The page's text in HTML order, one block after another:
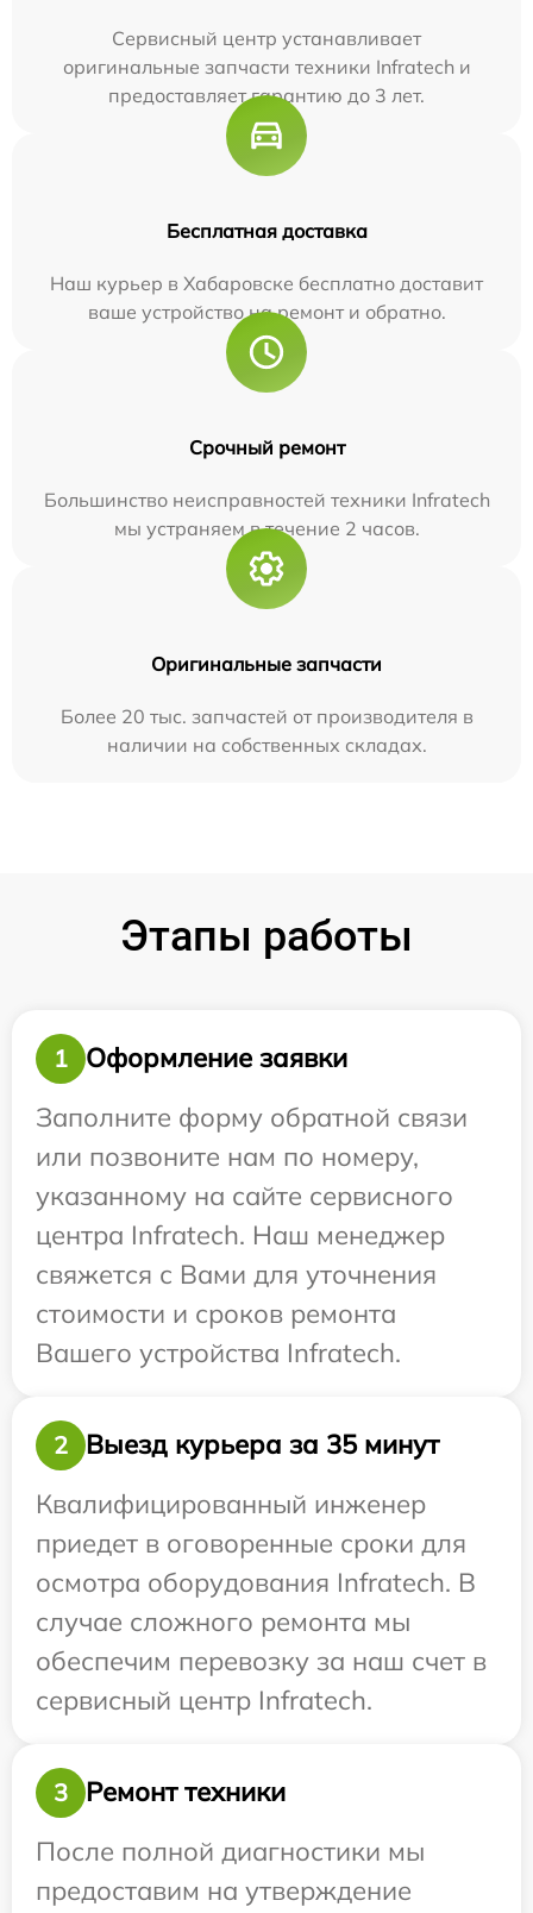
Сервисный центр устанавливает
оригинальные запчасти техники Infratech и
предоставляет гарантию до 3 лет.
Бесплатная доставка
Наш курьер в Хабаровске бесплатно доставит
ваше устройство на ремонт и обратно.
Срочный ремонт
Большинство неисправностей техники Infratech
мы устраняем в течение 2 часов.
Оригинальные запчасти
Более 20 тыс. запчастей от производителя в
наличии на собственных складах.
Этапы работы
1
Оформление заявки
Заполните форму обратной связи
или позвоните нам по номеру,
указанному на сайте сервисного
центра Infratech. Наш менеджер
свяжется с Вами для уточнения
стоимости и сроков ремонта
Вашего устройства Infratech.
2
Выезд курьера за 35 минут
Квалифицированный инженер
приедет в оговоренные сроки для
осмотра оборудования Infratech. В
случае сложного ремонта мы
обеспечим перевозку за наш счет в
сервисный центр Infratech.
3
Ремонт техники
После полной диагностики мы
предоставим на утверждение